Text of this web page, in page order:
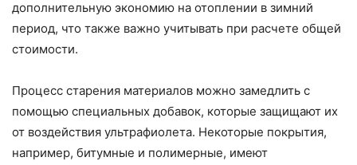
дополнительную экономию на отоплении в зимний
период, что также важно учитывать при расчете общей
стоимости.
Процесс старения материалов можно замедлить с
помощью специальных добавок, которые защищают их
от воздействия ультрафиолета. Некоторые покрытия,
например, битумные и полимерные, имеют